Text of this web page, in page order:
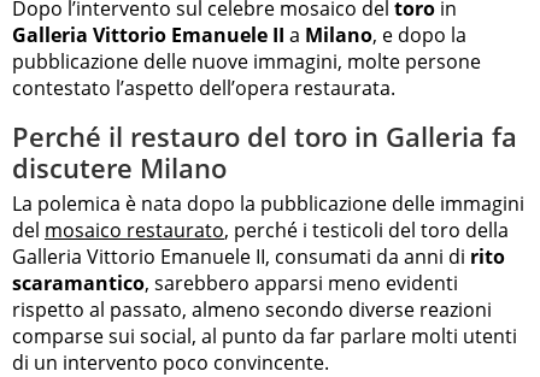
Dopo l’intervento sul celebre mosaico del toro in
Galleria Vittorio Emanuele II a Milano, e dopo la
pubblicazione delle nuove immagini, molte persone
contestato l’aspetto dell’opera restaurata.
Perché il restauro del toro in Galleria fa
discutere Milano
La polemica è nata dopo la pubblicazione delle immagini
del mosaico restaurato, perché i testicoli del toro della
Galleria Vittorio Emanuele II, consumati da anni di rito
scaramantico, sarebbero apparsi meno evidenti
rispetto al passato, almeno secondo diverse reazioni
comparse sui social, al punto da far parlare molti utenti
di un intervento poco convincente.